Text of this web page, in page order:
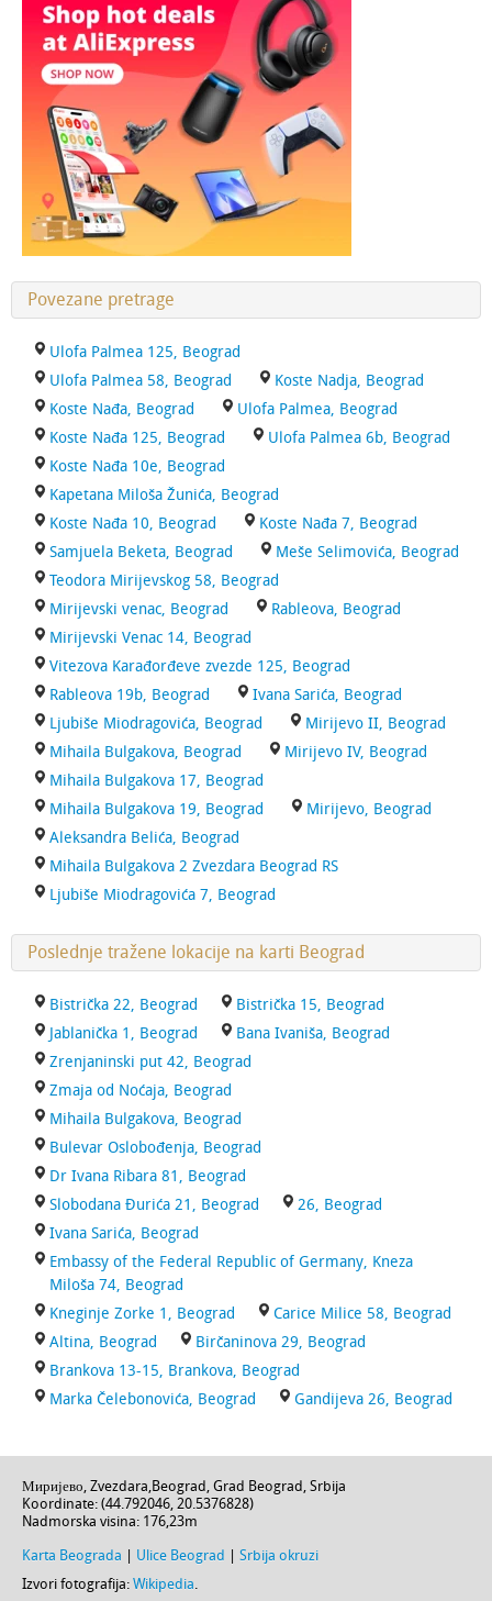
Povezane pretrage
Ulofa Palmea 125, Beograd
Ulofa Palmea 58, Beograd
Koste Nadja, Beograd
Koste Nađa, Beograd
Ulofa Palmea, Beograd
Koste Nađa 125, Beograd
Ulofa Palmea 6b, Beograd
Koste Nađa 10e, Beograd
Kapetana Miloša Žunića, Beograd
Koste Nađa 10, Beograd
Koste Nađa 7, Beograd
Samjuela Beketa, Beograd
Meše Selimovića, Beograd
Teodora Mirijevskog 58, Beograd
Mirijevski venac, Beograd
Rableova, Beograd
Mirijevski Venac 14, Beograd
Vitezova Karađorđeve zvezde 125, Beograd
Rableova 19b, Beograd
Ivana Sarića, Beograd
Ljubiše Miodragovića, Beograd
Mirijevo II, Beograd
Mihaila Bulgakova, Beograd
Mirijevo IV, Beograd
Mihaila Bulgakova 17, Beograd
Mihaila Bulgakova 19, Beograd
Mirijevo, Beograd
Aleksandra Belića, Beograd
Mihaila Bulgakova 2 Zvezdara Beograd RS
Ljubiše Miodragovića 7, Beograd
Poslednje tražene lokacije na karti Beograd
Bistrička 22, Beograd
Bistrička 15, Beograd
Jablanička 1, Beograd
Bana Ivaniša, Beograd
Zrenjaninski put 42, Beograd
Zmaja od Noćaja, Beograd
Mihaila Bulgakova, Beograd
Bulevar Oslobođenja, Beograd
Dr Ivana Ribara 81, Beograd
Slobodana Đurića 21, Beograd
26, Beograd
Ivana Sarića, Beograd
Embassy of the Federal Republic of Germany, Kneza
Miloša 74, Beograd
Kneginje Zorke 1, Beograd
Carice Milice 58, Beograd
Altina, Beograd
Birčaninova 29, Beograd
Brankova 13-15, Brankova, Beograd
Marka Čelebonovića, Beograd
Gandijeva 26, Beograd
Миријево, Zvezdara,Beograd, Grad Beograd, Srbija
Koordinate: (44.792046, 20.5376828)
Nadmorska visina: 176,23m
Karta Beograda Ulice Beograd
Srbija okruzi
Izvori fotografija: Wikipedia.